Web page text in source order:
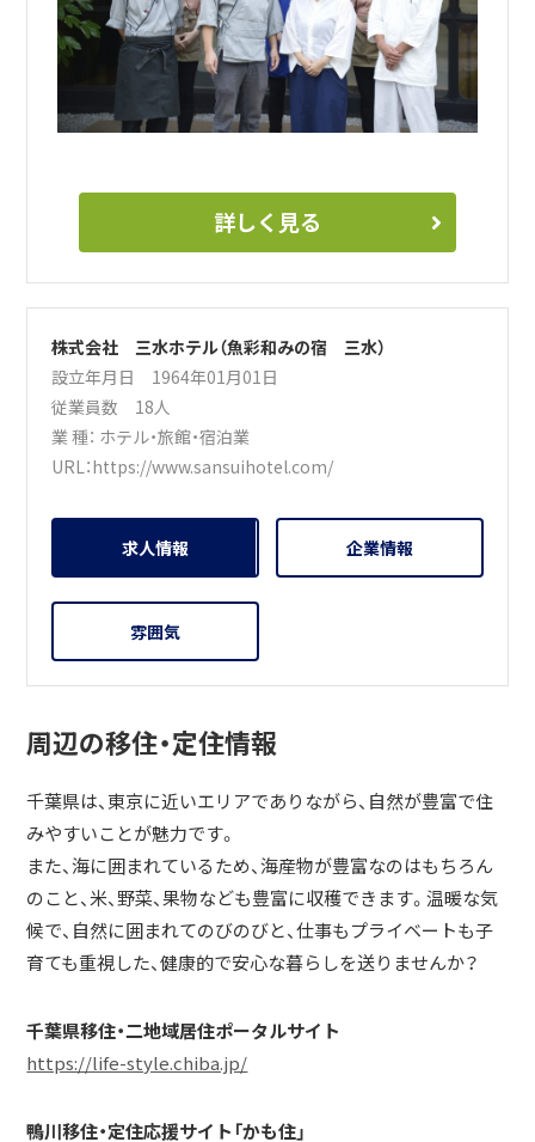
詳しく見る
株式会社 三水ホテル（魚彩和みの宿 三水）
設立年月日 1964年01月01日
従業員数 18人
業 種： ホテル・旅館・宿泊業
URL：https://www.sansuihotel.com/
求人情報 企業情報
雰囲気
周辺の移住・定住情報
千葉県は、東京に近いエリアでありながら、自然が豊富で住
みやすいことが魅力です。
また、海に囲まれているため、海産物が豊富なのはもちろん
のこと、米、野菜、果物なども豊富に収穫できます。温暖な気
候で、自然に囲まれてのびのびと、仕事もプライベートも子
育ても重視した、健康的で安心な暮らしを送りませんか？
千葉県移住・二地域居住ポータルサイト
https://life-style.chiba.jp/
鴨川移住・定住応援サイト「かも住」